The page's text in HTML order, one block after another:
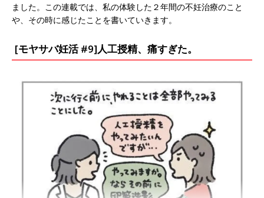
ました。この連載では、私の体験した２年間の不妊治療のこと
や、その時に感じたことを書いていきます。
[モヤサバ妊活 #9]人工授精、痛すぎた。